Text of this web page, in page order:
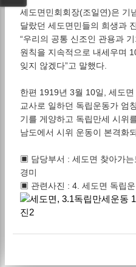
세도면민회회장(조일연)은 기
달랐던 세도면민들의 희생과
“우리의 공통 신조인 관용과
원칙을 지속적으로 내세우며
잊지 않겠다”고 말했다.
한편 1919년 3월 10일, 세도
교사로 일하던 독립운동가 엄
기를 게양하고 독립만세 시위
남도에서 시위 운동이 본격화
▣ 담당부서 : 세도면 찾아가
경미
▣ 관련사진 : 4. 세도면 독립